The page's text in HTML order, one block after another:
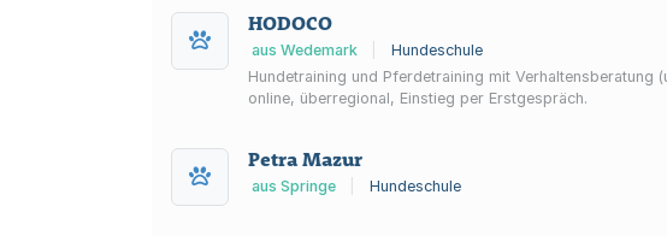
HODOCO
aus Wedemark
Hundeschule
Hundetraining und Pferdetraining mit
online, überregional, Einstieg per Erstgespräch.
Petra Mazur
aus Springe Hundeschule